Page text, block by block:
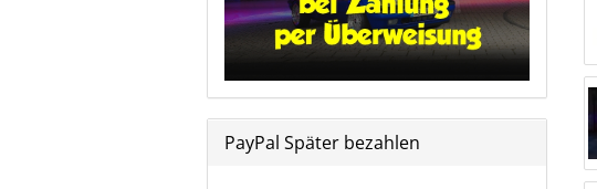
PayPal Später bezahlen